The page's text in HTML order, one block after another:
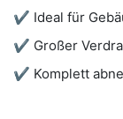
✔ Ideal für
✔ Großer
✔ Komplett